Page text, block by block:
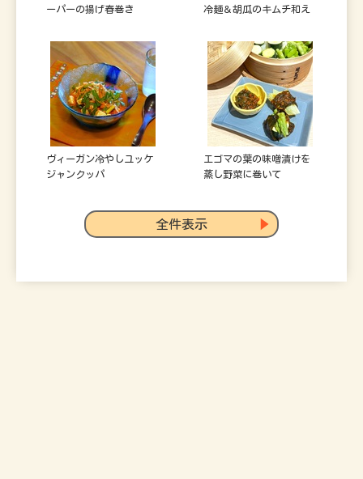
ーパーの揚げ春巻き
冷麺＆胡瓜のキムチ和え
ヴィーガン冷やしユッケ
ジャンクッパ
エゴマの葉の味噌漬けを
蒸し野菜に巻いて
全件表示